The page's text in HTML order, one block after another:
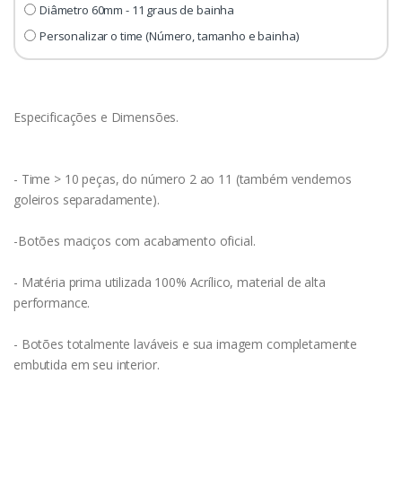
Diâmetro 60mm - 11 graus de bainha
Personalizar o time (Número, tamanho e bainha)
Especificações e Dimensões.
- Time > 10 peças, do número 2 ao 11 (também vendemos
goleiros separadamente).
-Botões maciços com acabamento oficial.
- Matéria prima utilizada 100% Acrílico, material de alta
performance.
- Botões totalmente laváveis e sua imagem completamente
embutida em seu interior.